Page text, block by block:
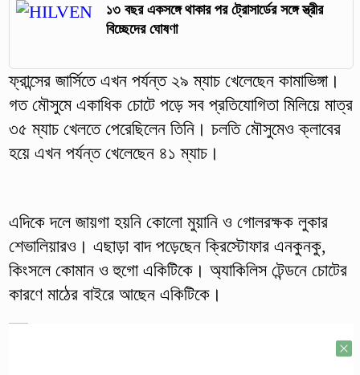
১৩ বছর একসঙ্গে থাকার পর ট্রোসার্ডের সঙ্গে স্ত্রীর
বিচ্ছেদের ঘোষণা
ফ্রান্সের জার্সিতে এখন পর্যন্ত ২৯ ম্যাচ খেলেছেন কামাভিঙ্গা।
গত মৌসুমে একাধিক চোটে পড়ে সব প্রতিযোগিতা মিলিয়ে মাত্র
৩৫ ম্যাচ খেলতে পেরেছিলেন তিনি। চলতি মৌসুমেও ক্লাবের
হয়ে এখন পর্যন্ত খেলেছেন ৪১ ম্যাচ।
এদিকে দলে জায়গা হয়নি কোলো মুয়ানি ও গোলরক্ষক লুকার
শেভালিয়ারও। এছাড়া বাদ পড়েছেন ক্রিস্টোফার এনকুনকু,
কিংসলে কোমান ও হুগো একিটিকে। অ্যাকিলিস টেন্ডনে চোটের
কারণে মাঠের বাইরে আছেন একিটিকে।